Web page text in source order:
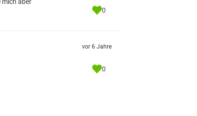
0
vor 6 Jahre
0